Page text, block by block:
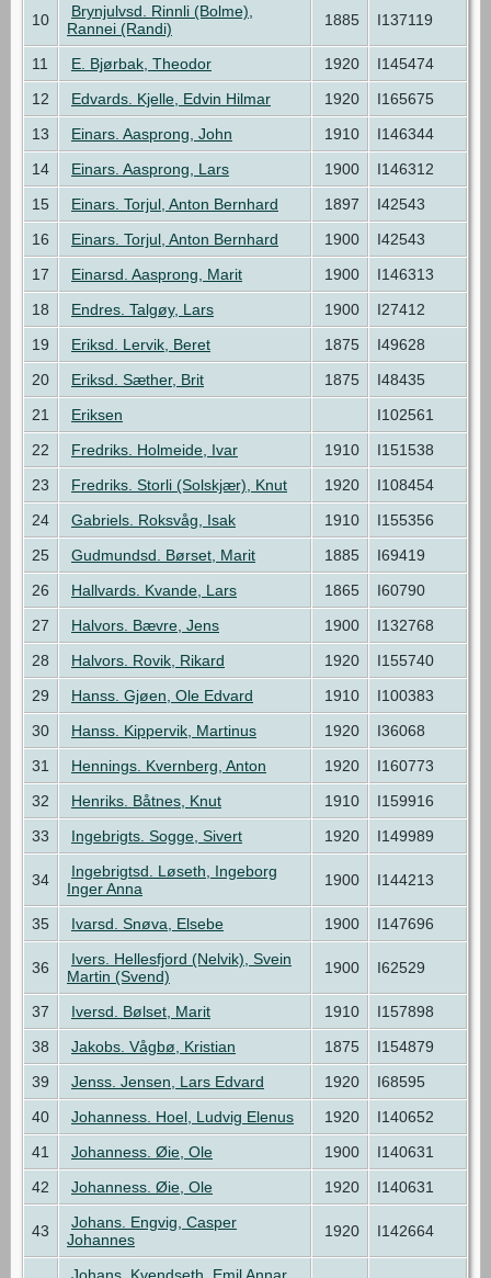
10
Brynjulvsd. Rinnli (Bolme),
Rannei (Randi)
1885 I137119
11 E. Bjørbak, Theodor 1920
I145474
12
Edvards. Kjelle, Edvin Hilmar 1920
I165675
13
Einars. Aasprong, John 1910
I146344
14
Einars. Aasprong, Lars 1900
I146312
15
Einars. Torjul, Anton Bernhard 1897
I42543
16
Einars. Torjul, Anton Bernhard 1900
I42543
17
Einarsd. Aasprong, Marit 1900
I146313
18
Endres. Talgøy, Lars 1900
I27412
19
Eriksd. Lervik, Beret 1875
I49628
20
Eriksd. Sæther, Brit 1875
I48435
21
Eriksen
I102561
22
Fredriks. Holmeide, Ivar 1910
I151538
23
Fredriks. Storli (Solskjær), Knut 1920
I108454
24
Gabriels. Roksvåg, Isak 1910
I155356
25
Gudmundsd. Børset, Marit 1885
I69419
26
Hallvards. Kvande, Lars 1865
I60790
27
Halvors. Bævre, Jens 1900
I132768
28
Halvors. Rovik, Rikard 1920
I155740
29
Hanss. Gjøen, Ole Edvard 1910
I100383
30
Hanss. Kippervik, Martinus 1920
I36068
31
Hennings. Kvernberg, Anton 1920
I160773
32
Henriks. Båtnes, Knut 1910
I159916
33
Ingebrigts. Sogge, Sivert 1920 I149989
34
Ingebrigtsd. Løseth, Ingeborg
Inger Anna
1900 I144213
35 Ivarsd. Snøva, Elsebe 1900 I147696
36
Ivers. Hellesfjord (Nelvik), Svein
Martin (Svend)
1900 I62529
37 Iversd. Bølset, Marit 1910
I157898
38
Jakobs. Vågbø, Kristian 1875
I154879
39
Jenss. Jensen, Lars Edvard 1920
I68595
40
Johanness. Hoel, Ludvig Elenus 1920
I140652
41
Johanness. Øie, Ole 1900
I140631
42
Johanness. Øie, Ole 1920 I140631
43
Johans. Engvig, Casper
Johannes
1920 I142664
Johans. Kvendseth, Emil Annar